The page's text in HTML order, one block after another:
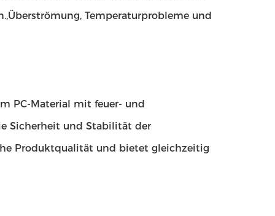
Temperaturprobleme und
PC-Material mit feuer- und
Sicherheit und Stabilität der
Produktqualität und bietet gleichzeitig